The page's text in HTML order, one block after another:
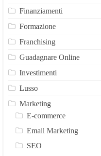
Finanziamenti
Formazione
Franchising
Guadagnare Online
Investimenti
Lusso
Marketing
E-commerce
Email Marketing
SEO